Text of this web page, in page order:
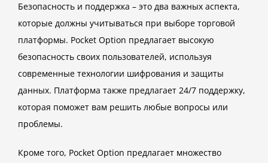
Безопасность и поддержка – это два важных аспекта,
которые должны учитываться при выборе торговой
платформы. Pocket Option предлагает высокую
безопасность своих пользователей, используя
современные технологии шифрования и защиты
данных. Платформа также предлагает 24/7 поддержку,
которая поможет вам решить любые вопросы или
проблемы.
Кроме того, Pocket Option предлагает множество